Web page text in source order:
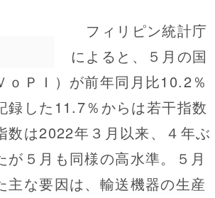
フィリピン統計庁
によると、５月の国
ｏＰＩ）が前年同月比10.2％
録した11.7％からは若干指数
数は2022年３月以来、４年ぶ
が５月も同様の高水準。５月
主な要因は、輸送機器の生産